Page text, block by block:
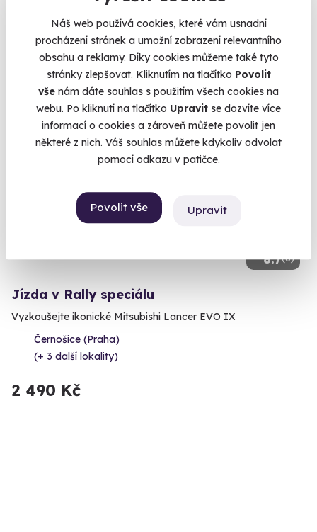
Náš web používá cookies, které vám usnadní
procházení stránek a umožní zobrazení relevantního
obsahu a reklamy. Díky cookies můžeme také tyto
stránky zlepšovat. Kliknutím na tlačítko Povolit
vše nám dáte souhlas s použitím všech cookies na
webu. Po kliknutí na tlačítko Upravit se dozvíte více
informací o cookies a zároveň můžete povolit jen
některé z nich. Váš souhlas můžete kdykoliv odvolat
pomocí odkazu v patičce.
Povolit vše Upravit
Nezapomenutelné výhledy z ptačí perspektivy
Karlštejn (+ 6 dalších lokalit)
8 170 Kč
8.7(6)
Volný termín už 11. 08. 2026
Jízda v Rally speciálu
Vyzkoušejte ikonické Mitsubishi Lancer EVO IX
Černošice (Praha)
(+ 3 další lokality)
2 490 Kč